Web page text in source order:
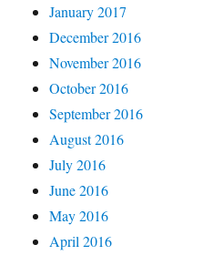
January 2017
December 2016
November 2016
October 2016
September 2016
August 2016
July 2016
June 2016
May 2016
April 2016